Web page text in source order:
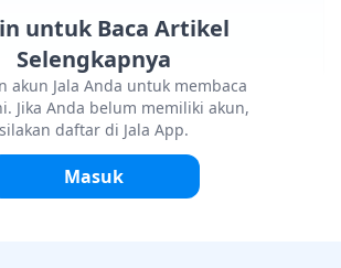
untuk Baca Artikel
Selengkapnya
akun Jala Anda untuk membaca
Jika Anda belum memiliki akun,
silakan daftar di Jala App.
Masuk